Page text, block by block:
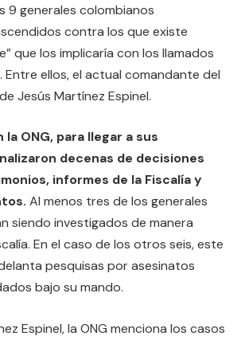
9 generales colombianos
contra los que existe
que los implicaría con los llamados
Entre ellos, el actual comandante del
Jesús Martínez Espinel.
ONG, para llegar a sus
decenas de decisiones
informes de la Fiscalía y
Al menos tres de los generales
siendo investigados de manera
En el caso de los otros seis, este
pesquisas por asesinatos
bajo su mando.
Espinel, la ONG menciona los casos